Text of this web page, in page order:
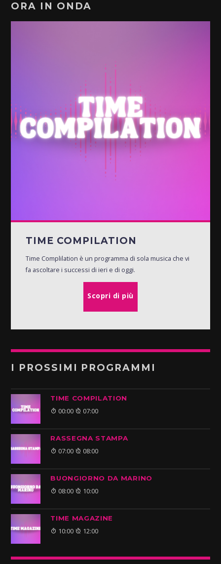
ORA IN ONDA
TIME COMPILATION
Time Complilation è un programma di sola musica che vi
fa ascoltare i successi di ieri e di oggi.
Scopri di più
I PROSSIMI PROGRAMMI
TIME COMPILATION
00:00 07:00
RASSEGNA STAMPA
07:00 08:00
BUONGIORNO DA MARINO
08:00 10:00
TIME MAGAZINE
10:00 12:00